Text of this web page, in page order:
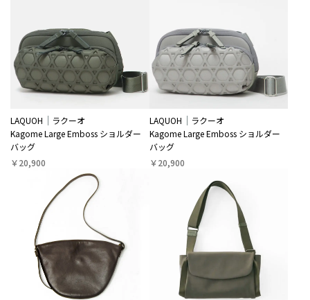
LAQUOH
ラクーオ
Kagome Large Emboss ショルダー
バッグ
￥20,900
LAQUOH
ラクーオ
Kagome Large Emboss ショルダー
バッグ
￥20,900